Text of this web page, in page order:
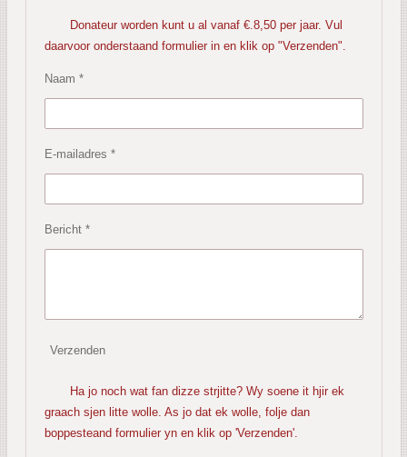
Donateur worden kunt u al vanaf €.8,50 per jaar. Vul
daarvoor onderstaand formulier in en klik op "Verzenden".
Naam *
E-mailadres *
Bericht *
Verzenden
Ha jo noch wat fan dizze strjitte? Wy soene it hjir ek
graach sjen litte wolle. As jo dat ek wolle, folje dan
boppesteand formulier yn en klik op 'Verzenden'.